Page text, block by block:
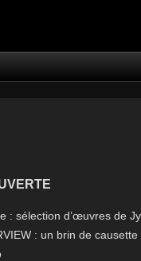
: sélection d’œuvres de
: un brin de